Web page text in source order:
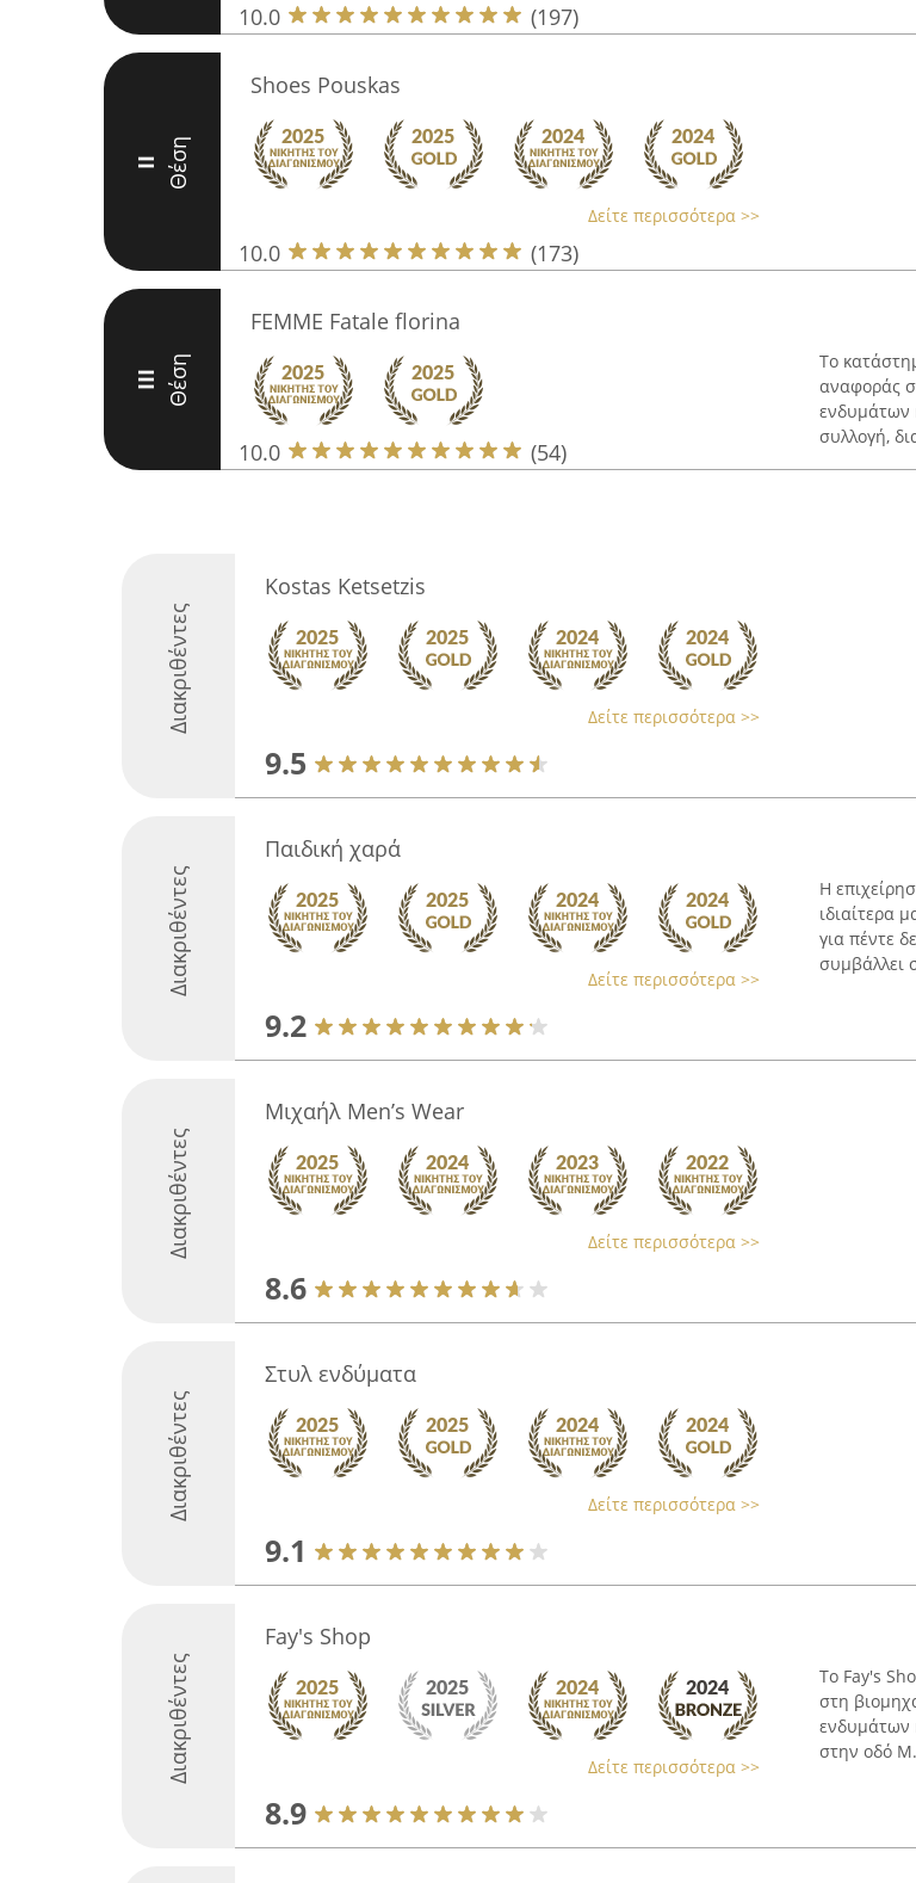
10.0 (197)
II Θέση
Shoes Pοuskas
Δείτε περισσότερα >>
10.0 (173)
III Θέση
FEMME Fatale florina
10.0 (54)
Το
αναφοράς
ενδυμάτων
συλλογή,
Διακριθέντες
Kostas Ketsetzis
Δείτε περισσότερα >>
9.5
Διακριθέντες
Παιδική χαρά
Δείτε περισσότερα >>
9.2
Η
ιδιαίτερα
για πέντε
συμβάλλει
Διακριθέντες
Μιχαήλ Men’s Wear
Δείτε περισσότερα >>
8.6
Διακριθέντες
Στυλ ενδύματα
Δείτε περισσότερα >>
9.1
Διακριθέντες
Fay's Shop
Δείτε περισσότερα >>
8.9
Το Fay's
στη
ενδυμάτων
στην οδό